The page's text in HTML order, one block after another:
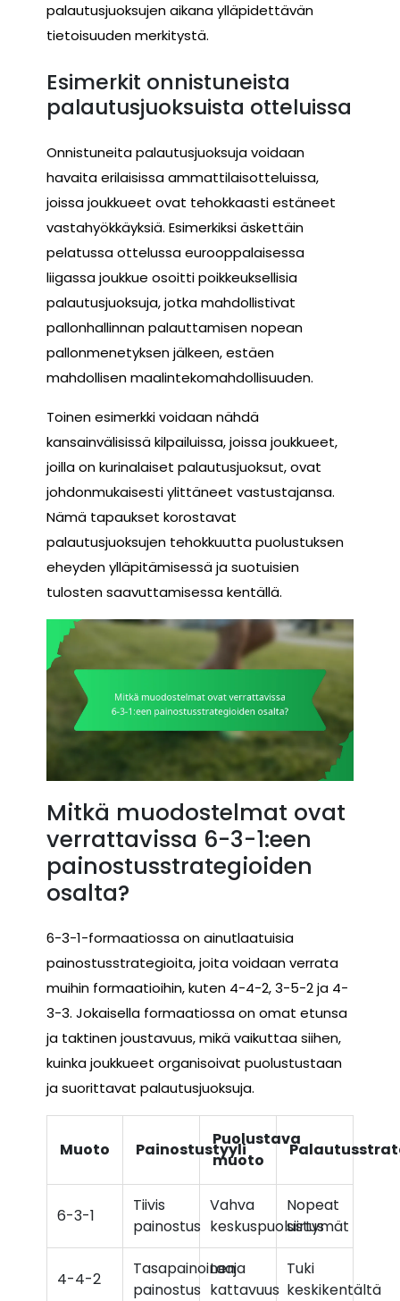
palautusjuoksujen aikana ylläpidettävän
tietoisuuden merkitystä.
Esimerkit onnistuneista
palautusjuoksuista otteluissa
Onnistuneita palautusjuoksuja voidaan
havaita erilaisissa ammattilaisotteluissa,
joissa joukkueet ovat tehokkaasti estäneet
vastahyökkäyksiä. Esimerkiksi äskettäin
pelatussa ottelussa eurooppalaisessa
liigassa joukkue osoitti poikkeuksellisia
palautusjuoksuja, jotka mahdollistivat
pallonhallinnan palauttamisen nopean
pallonmenetyksen jälkeen, estäen
mahdollisen maalintekomahdollisuuden.
Toinen esimerkki voidaan nähdä
kansainvälisissä kilpailuissa, joissa joukkueet,
joilla on kurinalaiset palautusjuoksut, ovat
johdonmukaisesti ylittäneet vastustajansa.
Nämä tapaukset korostavat
palautusjuoksujen tehokkuutta puolustuksen
eheyden ylläpitämisessä ja suotuisien
tulosten saavuttamisessa kentällä.
Mitkä muodostelmat ovat
verrattavissa 6-3-1:een
painostusstrategioiden
osalta?
6-3-1-formaatiossa on ainutlaatuisia
painostusstrategioita, joita voidaan verrata
muihin formaatioihin, kuten 4-4-2, 3-5-2 ja 4-
3-3. Jokaisella formaatiossa on omat etunsa
ja taktinen joustavuus, mikä vaikuttaa siihen,
kuinka joukkueet organisoivat puolustustaan
ja suorittavat palautusjuoksuja.
Muoto Painostustyyli
Puolustava
muoto
6-3-1
Tiivis
painostus
Vahva
keskuspuolustus
Nopeat
siirtymät
4-4-2
Tasapainoinen
painostus
Laaja
kattavuus
Tuki
keskikentältä